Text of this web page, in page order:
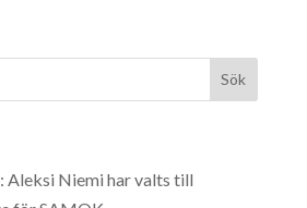
Aleksi Niemi har valts till